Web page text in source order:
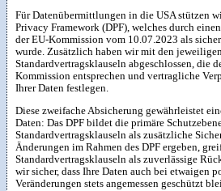
Für Datenübermittlungen in die USA stützen
Privacy Framework (DPF), welches durch
der EU-Kommission vom 10.07.2023 als
wurde. Zusätzlich haben wir mit den
Standardvertragsklauseln abgeschlossen, die
Kommission entsprechen und vertragliche
Ihrer Daten festlegen.
Diese zweifache Absicherung gewährleistet
Daten: Das DPF bildet die primäre
Standardvertragsklauseln als zusätzliche
Änderungen im Rahmen des DPF ergeben,
Standardvertragsklauseln als zuverlässige
wir sicher, dass Ihre Daten auch bei etwaigen
Veränderungen stets angemessen geschützt